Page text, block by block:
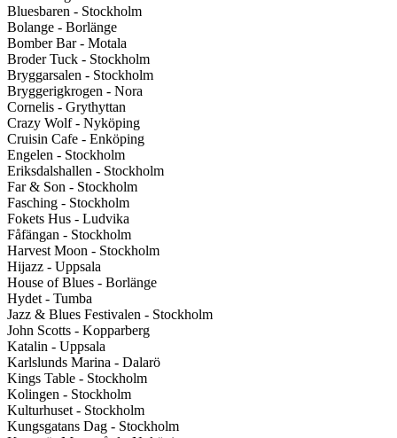
Bluesbaren - Stockholm
Bolange - Borlänge
Bomber Bar - Motala
Broder Tuck - Stockholm
Bryggarsalen - Stockholm
Bryggerigkrogen - Nora
Cornelis - Grythyttan
Crazy Wolf - Nyköping
Cruisin Cafe - Enköping
Engelen - Stockholm
Eriksdalshallen - Stockholm
Far & Son - Stockholm
Fasching - Stockholm
Fokets Hus - Ludvika
Fåfängan - Stockholm
Harvest Moon - Stockholm
Hijazz - Uppsala
House of Blues - Borlänge
Hydet - Tumba
Jazz & Blues Festivalen - Stockholm
John Scotts - Kopparberg
Katalin - Uppsala
Karlslunds Marina - Dalarö
Kings Table - Stockholm
Kolingen - Stockholm
Kulturhuset - Stockholm
Kungsgatans Dag - Stockholm